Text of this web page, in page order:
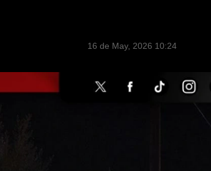
16 de May, 2026 10:24